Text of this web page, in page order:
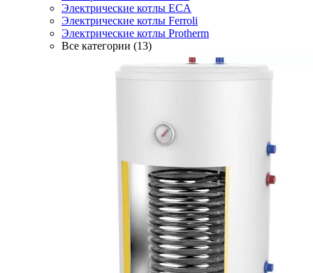
Электрические котлы ECA
Электрические котлы Ferroli
Электрические котлы Protherm
Все категории (13)